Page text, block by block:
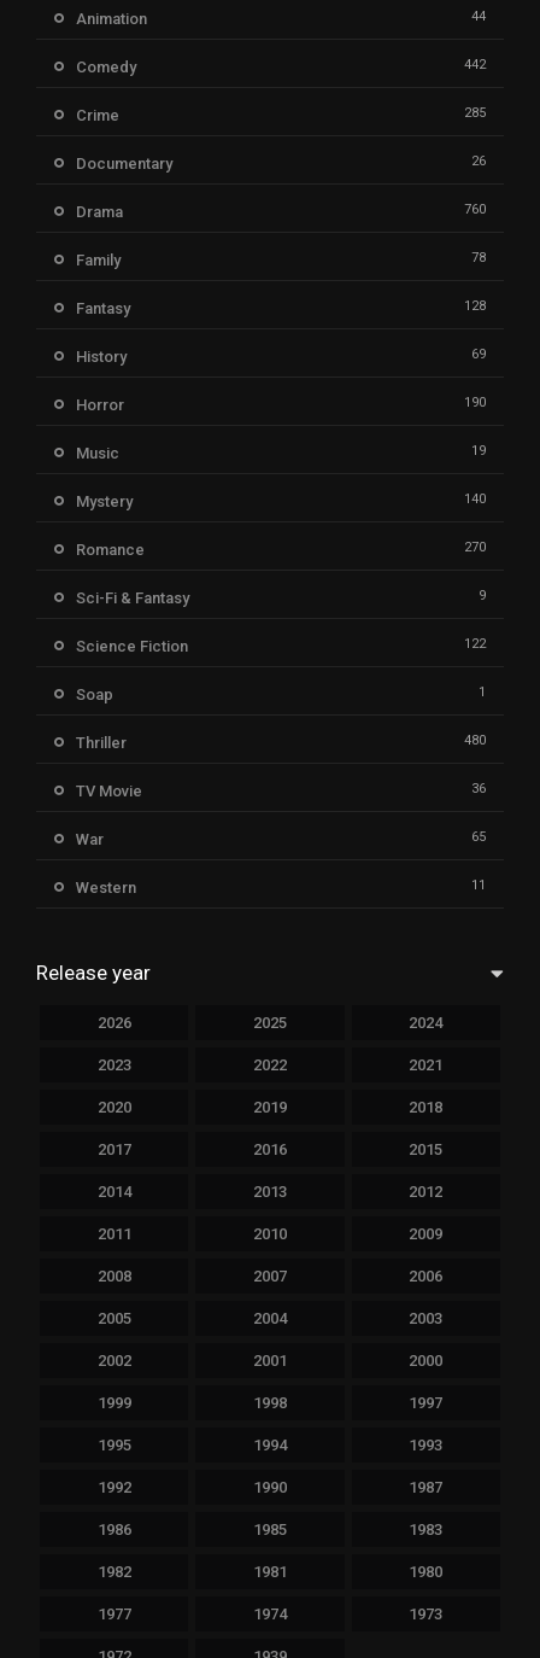
Animation 44
Comedy 442
Crime 285
Documentary 26
Drama 760
Family 78
Fantasy 128
History 69
Horror 190
Music 19
Mystery 140
Romance 270
Sci-Fi & Fantasy 9
Science Fiction 122
Soap 1
Thriller 480
TV Movie 36
War 65
Western 11
Release year
2026 2025 2024
2023 2022 2021
2020 2019 2018
2017 2016 2015
2014 2013 2012
2011 2010 2009
2008 2007 2006
2005 2004 2003
2002 2001 2000
1999 1998 1997
1995 1994 1993
1992 1990 1987
1986 1985 1983
1982 1981 1980
1977 1974 1973